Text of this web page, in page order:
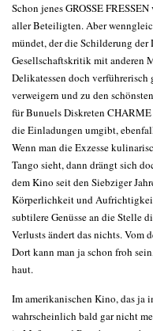
Schon jenes GROSSE
aller Beteiligten. Aber
mündet, der die Schilderung
Gesellschaftskritik mit anderen
Delikatessen doch
verweigern und zu den
für Bunuels Diskreten
die Einladungen umgibt,
Wenn man die Exzesse
Tango sieht, dann drängt sich
dem Kino seit den Siebziger
Körperlichkeit und
subtilere Genüsse an die Stelle
Verlusts ändert das nichts. Vom
Dort kann man ja schon froh
haut.
Im amerikanischen Kino, das ja
wahrscheinlich bald gar nicht